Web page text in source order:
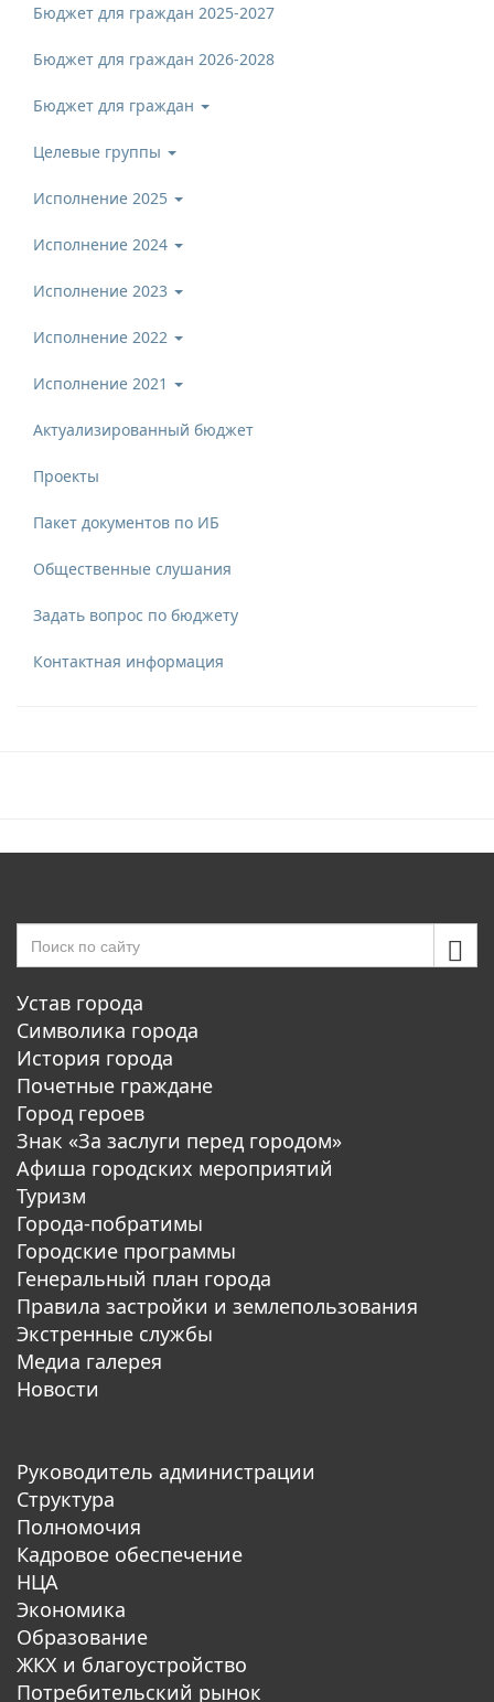
Бюджет для граждан 2025-2027
Бюджет для граждан 2026-2028
Бюджет для граждан
Целевые группы
Исполнение 2025
Исполнение 2024
Исполнение 2023
Исполнение 2022
Исполнение 2021
Актуализированный бюджет
Проекты
Пакет документов по ИБ
Общественные слушания
Задать вопрос по бюджету
Контактная информация
Устав города
Символика города
История города
Почетные граждане
Город героев
Знак «За заслуги перед городом»
Афиша городских мероприятий
Туризм
Города-побратимы
Городские программы
Генеральный план города
Правила застройки и землепользования
Экстренные службы
Медиа галерея
Новости
Руководитель администрации
Структура
Полномочия
Кадровое обеспечение
НЦА
Экономика
Образование
ЖКХ и благоустройство
Потребительский рынок